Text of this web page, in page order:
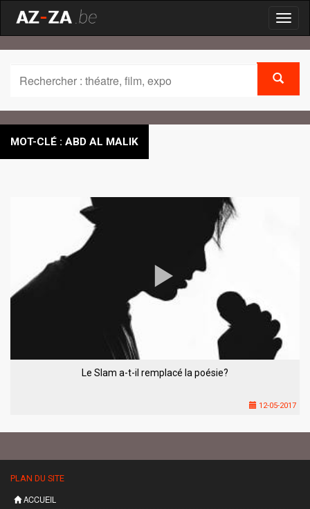
MOT-CLÉ : ABD AL MALIK
Le Slam a-t-il remplacé la poésie?
12-05-2017
PLAN DU SITE
ACCUEIL